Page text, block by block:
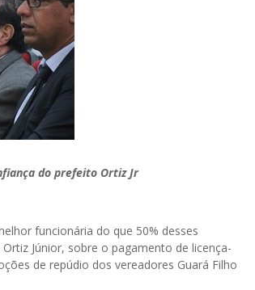
do prefeito Ortiz Jr
funcionária do que 50% desses
Júnior, sobre o pagamento de licença-
de repúdio dos vereadores Guará Filho